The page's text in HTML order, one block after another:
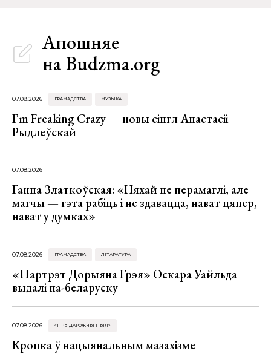
Апошняе
на Budzma.org
07.08.2026 ГРАМАДСТВА МУЗЫКА
I’m Freaking Crazy — новы сінгл Анастасіі
Рыдлеўскай
07.08.2026
Ганна Златкоўская: «Няхай не перамаглі, але
магчы — гэта рабіць і не здавацца, нават цяпер,
нават у думках»
07.08.2026 ГРАМАДСТВА ЛІТАРАТУРА
«Партрэт Дорыяна Грэя» Оскара Уайльда
выдалі па-беларуску
07.08.2026 «ПРЫДАРОЖНЫ ПЫЛ»
Кропка ў нацыянальным мазахізме